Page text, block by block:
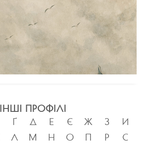
ІНШІ ПРОФІЛІ
Ґ Д Е Є Ж З
И
Л М Н О П Р
С